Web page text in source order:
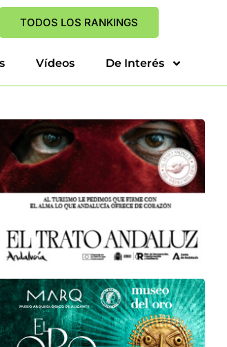
TODOS LOS RANKINGS
Vídeos De Interés